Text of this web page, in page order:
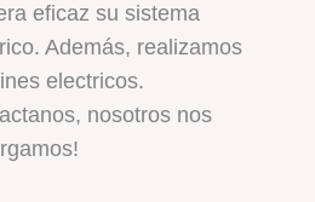
eficaz su sistema
Además, realizamos
electricos.
nosotros nos